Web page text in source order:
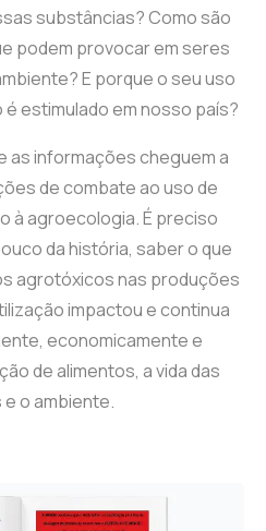
substâncias? Como são
podem provocar em seres
E porque o seu uso
estimulado em nosso país?
as informações cheguem a
de combate ao uso de
à agroecologia. É preciso
da história, saber o que
agrotóxicos nas produções
impactou e continua
economicamente e
de alimentos, a vida das
o ambiente.